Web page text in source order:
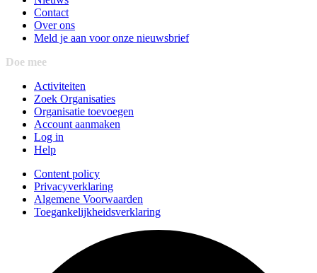
Contact
Over ons
Meld je aan voor onze nieuwsbrief
Doe mee
Activiteiten
Zoek Organisaties
Organisatie toevoegen
Account aanmaken
Log in
Help
Content policy
Privacyverklaring
Algemene Voorwaarden
Toegankelijkheidsverklaring